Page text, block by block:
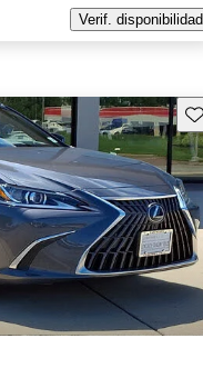
Verif. disponibilidad